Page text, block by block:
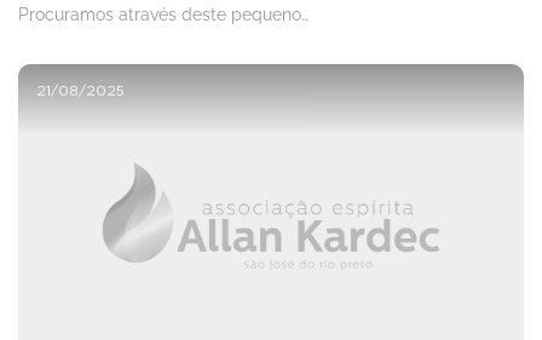
Procuramos através deste pequeno…
21/08/2025